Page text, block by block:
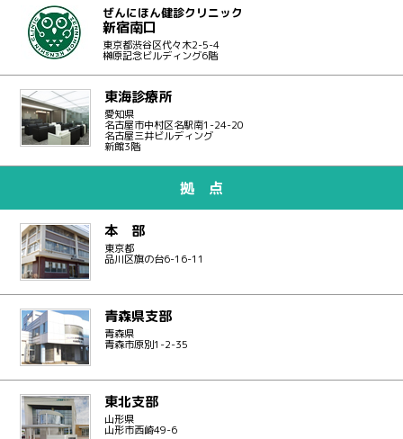
ぜんにほん健診クリニック
新宿南口
東京都渋谷区代々木2-5-4
榊原記念ビルディング6階
東海診療所
愛知県
名古屋市中村区名駅南1-24-20
名古屋三井ビルディング
新館3階
拠 点
本 部
東京都
品川区旗の台6-16-11
青森県支部
青森県
青森市原別1-2-35
東北支部
山形県
山形市西崎49-6